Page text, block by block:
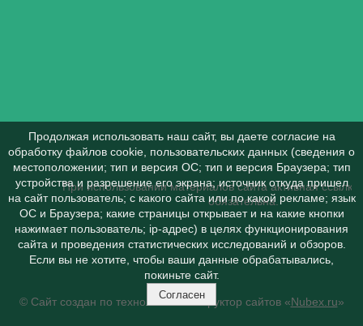
При использовании материалов сайта активная ссылка
обязательна.
© Сайт создан по технологии конструктор сайтов «Nubex.ru»
Продолжая использовать наш сайт, вы даете согласие на
обработку файлов cookie, пользовательских данных (сведения о
местоположении; тип и версия ОС; тип и версия Браузера; тип
устройства и разрешение его экрана; источник откуда пришел
на сайт пользователь; с какого сайта или по какой рекламе; язык
ОС и Браузера; какие страницы открывает и на какие кнопки
нажимает пользователь; ip-адрес) в целях функционирования
сайта и проведения статистических исследований и обзоров.
Если вы не хотите, чтобы ваши данные обрабатывались,
покиньте сайт.
Согласен